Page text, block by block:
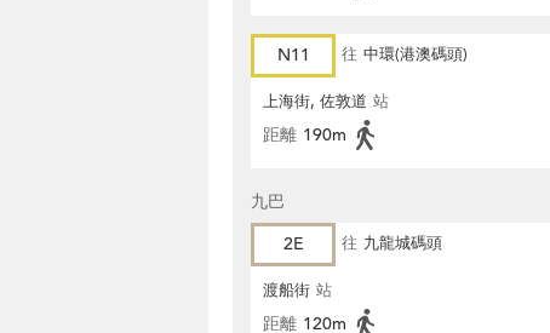
N11 往 中環(港澳碼頭)
上海街, 佐敦道 站
距離 190m
九巴
2E
往 九龍城碼頭
渡船街 站
距離 120m